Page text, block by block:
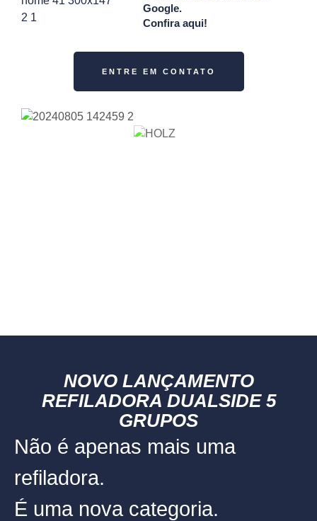
Google.
Confira aqui!
ENTRE EM CONTATO
NOVO LANÇAMENTO
REFILADORA DUALSIDE 5
GRUPOS
Não é apenas mais uma
refiladora.
É uma nova categoria.